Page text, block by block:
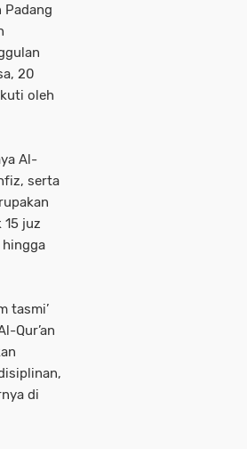
Padang
20
oleh
Al-
serta
15 juz
tasmi’
Qur’an
di